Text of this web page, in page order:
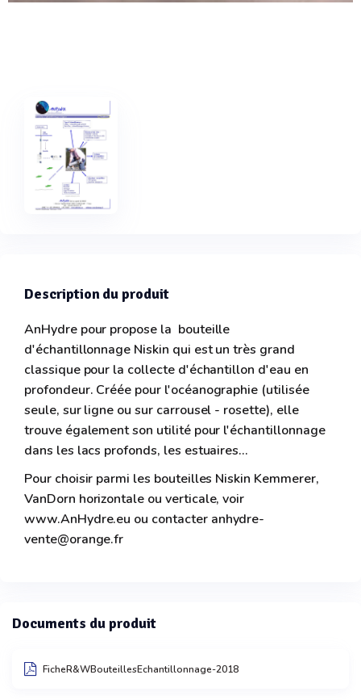
Description du produit
AnHydre pour propose la bouteille
d'échantillonnage Niskin qui est un très grand
classique pour la collecte d'échantillon d'eau en
profondeur. Créée pour l'océanographie (utilisée
seule, sur ligne ou sur carrousel - rosette), elle
trouve également son utilité pour l'échantillonnage
dans les lacs profonds, les estuaires...
Pour choisir parmi les bouteilles Niskin Kemmerer,
VanDorn horizontale ou verticale, voir
www.AnHydre.eu ou contacter anhydre-
vente@orange.fr
Documents du produit
FicheR&WBouteillesEchantillonnage-2018